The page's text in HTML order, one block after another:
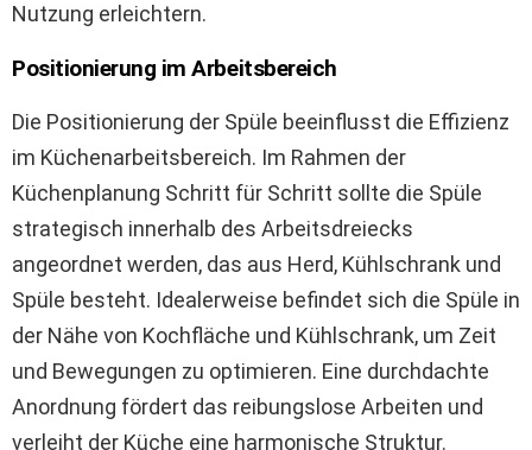
Nutzung erleichtern.
Positionierung im Arbeitsbereich
Die Positionierung der Spüle beeinflusst die Effizienz
im Küchenarbeitsbereich. Im Rahmen der
Küchenplanung Schritt für Schritt sollte die Spüle
strategisch innerhalb des Arbeitsdreiecks
angeordnet werden, das aus Herd, Kühlschrank und
Spüle besteht. Idealerweise befindet sich die Spüle in
der Nähe von Kochfläche und Kühlschrank, um Zeit
und Bewegungen zu optimieren. Eine durchdachte
Anordnung fördert das reibungslose Arbeiten und
verleiht der Küche eine harmonische Struktur.